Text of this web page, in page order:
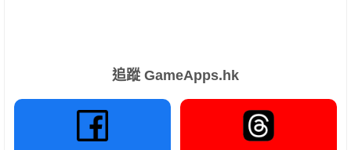
追蹤 GameApps.hk